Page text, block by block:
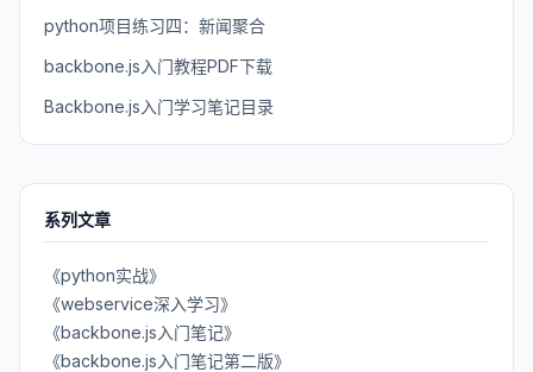
python项目练习四：新闻聚合
backbone.js入门教程PDF下载
Backbone.js入门学习笔记目录
系列文章
《python实战》
《webservice深入学习》
《backbone.js入门笔记》
《backbone.js入门笔记第二版》